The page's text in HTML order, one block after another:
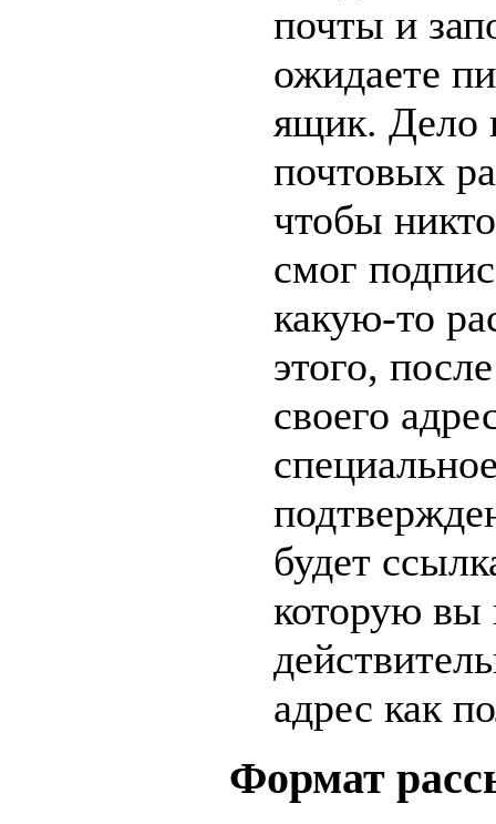
почты и
ожидаете
ящик. Дело
почтовых
чтобы
смог
какую-то
этого,
своего
будет
которую вы
адрес как
Формат